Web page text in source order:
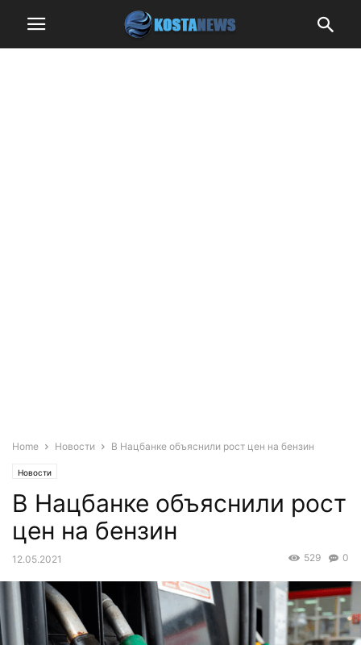
Home Новости В Нацбанке объяснили рост цен на бензин
Новости
В Нацбанке объяснили рост
цен на бензин
12.05.2021 0
529